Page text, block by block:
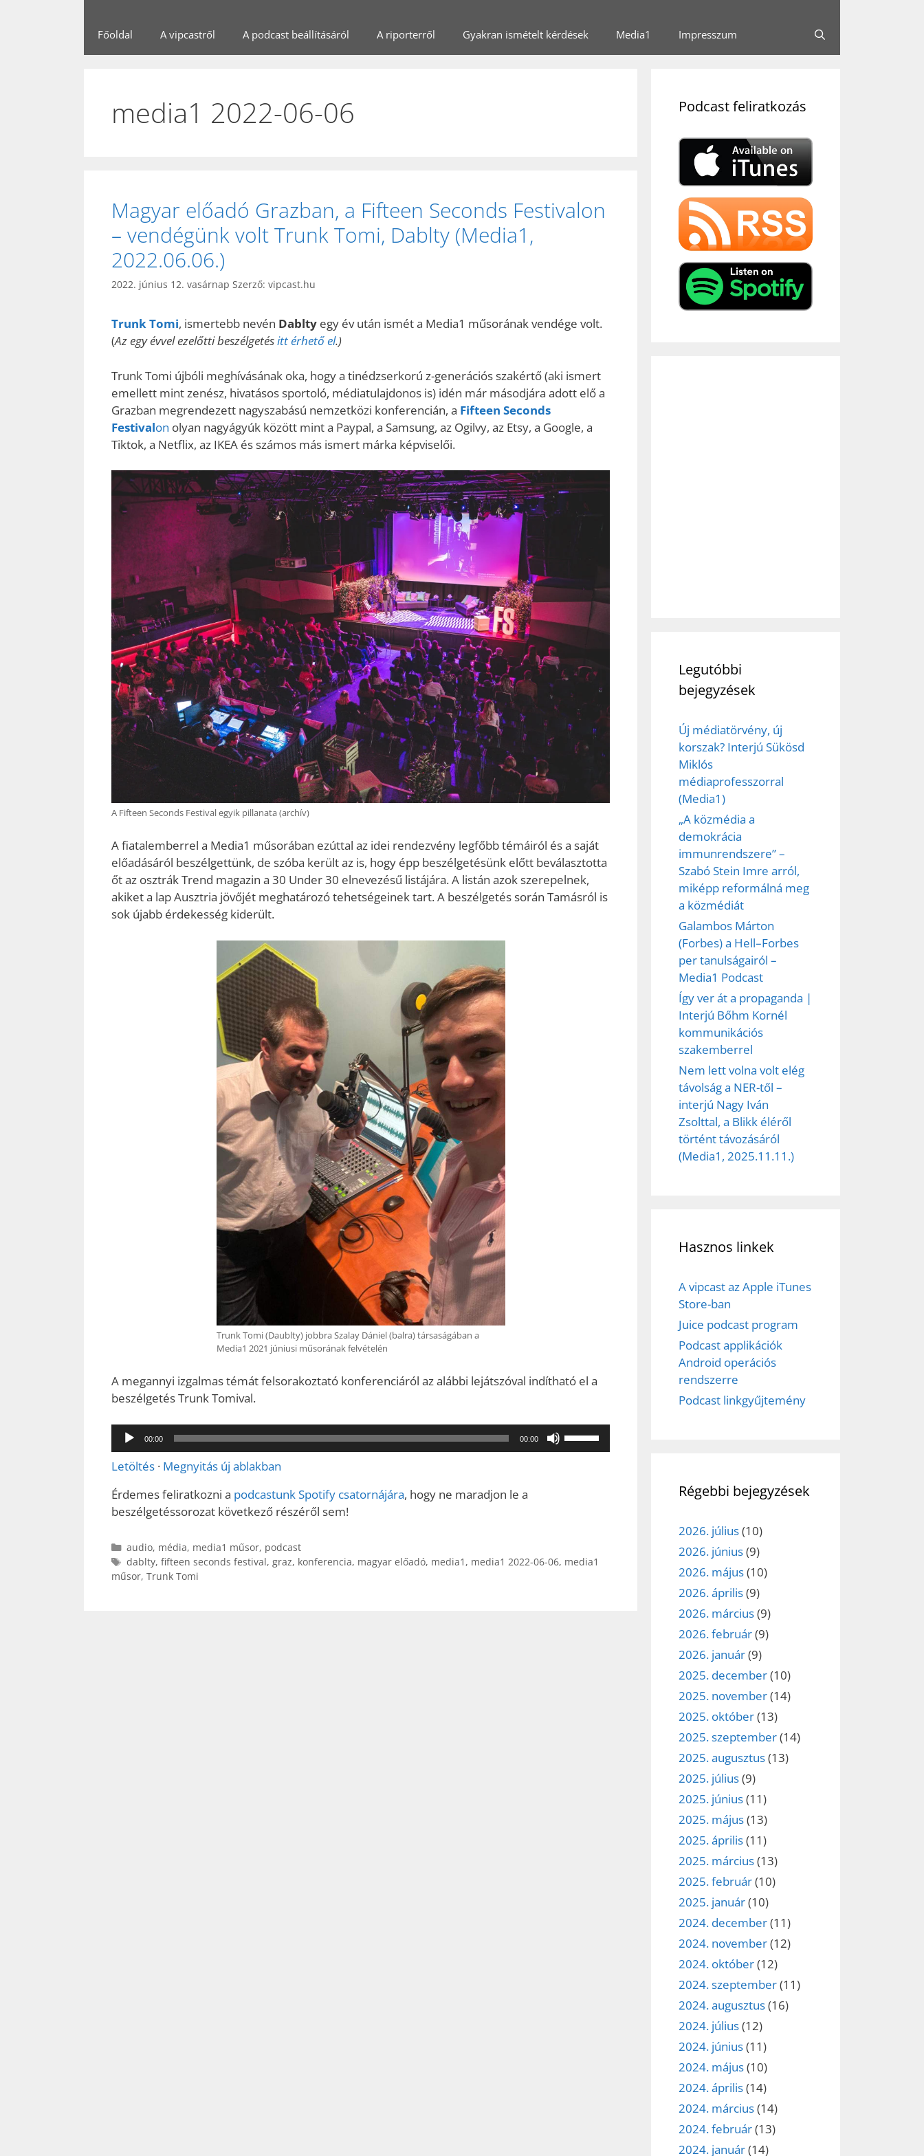
Főoldal A vipcastről A podcast beállításáról A riporterről Gyakran ismételt kérdések Media1 Impresszum
media1 2022-06-06
Magyar előadó Grazban, a Fifteen Seconds Festivalon
– vendégünk volt Trunk Tomi, Dablty (Media1,
2022.06.06.)
2022. június 12. vasárnap Szerző: vipcast.hu
Trunk Tomi, ismertebb nevén Dablty egy év után ismét a Media1 műsorának vendége volt.
(Az egy évvel ezelőtti beszélgetésitt érhető el.)
Trunk Tomi újbóli meghívásának oka, hogy a tinédzserkorú z-generációs szakértő (aki ismert
emellett mint zenész, hivatásos sportoló, médiatulajdonos is) idén már másodjára adott elő a
Grazban megrendezett nagyszabású nemzetközi konferencián, a Fifteen Seconds
Festivalon olyan nagyágyúk között mint a Paypal, a Samsung, az Ogilvy, az Etsy, a Google, a
Tiktok, a Netflix, az IKEA és számos más ismert márka képviselői.
A Fifteen Seconds Festival egyik pillanata (archív)
A fiatalemberrel a Media1 műsorában ezúttal az idei rendezvény legfőbb témáiról és a saját
előadásáról beszélgettünk, de szóba került az is, hogy épp beszélgetésünk előtt beválasztotta
őt az osztrák Trend magazin a 30 Under 30 elnevezésű listájára. A listán azok szerepelnek,
akiket a lap Ausztria jövőjét meghatározó tehetségeinek tart. A beszélgetés során Tamásról is
sok újabb érdekesség kiderült.
Trunk Tomi (Daublty) jobbra Szalay Dániel (balra) társaságában a
Media1 2021 júniusi műsorának felvételén
A megannyi izgalmas témát felsorakoztató konferenciáról az alábbi lejátszóval indítható el a
beszélgetés Trunk Tomival.
Audió
lejátszó
00:00 00:00
hangerő
kell
Letöltés · Megnyitás új ablakban
Érdemes feliratkozni a podcastunk Spotify csatornájára, hogy ne maradjon le a
beszélgetéssorozat következő részéről sem!
Kategória
audio, média, media1 műsor, podcast
Címkék
dablty, fifteen seconds festival, graz, konferencia, magyar előadó, media1 , media1 2022-06-06, media1
műsor, Trunk Tomi
Podcast feliratkozás
Legutóbbi
bejegyzések
Új médiatörvény, új
korszak? Interjú Sükösd
Miklós
médiaprofesszorral
(Media1)
„A közmédia a
demokrácia
immunrendszere” –
Szabó Stein Imre arról,
miképp reformálná meg
a közmédiát
Galambos Márton
(Forbes) a Hell–Forbes
per tanulságairól –
Media1 Podcast
Így ver át a propaganda |
Interjú Bőhm Kornél
kommunikációs
szakemberrel
Nem lett volna volt elég
távolság a NER-től –
interjú Nagy Iván
Zsolttal, a Blikk éléről
történt távozásáról
(Media1, 2025.11.11.)
Hasznos linkek
A vipcast az Apple iTunes
Store-ban
Juice podcast program
Podcast applikációk
Android operációs
rendszerre
Podcast linkgyűjtemény
Régebbi bejegyzések
2026. július(10)
2026. június(9)
2026. május(10)
2026. április(9)
2026. március(9)
2026. február(9)
2026. január(9)
2025. december(10)
2025. november(14)
2025. október(13)
2025. szeptember(14)
2025. augusztus(13)
2025. július(9)
2025. június(11)
2025. május(13)
2025. április(11)
2025. március(13)
2025. február(10)
2025. január(10)
2024. december(11)
2024. november(12)
2024. október(12)
2024. szeptember(11)
2024. augusztus(16)
2024. július(12)
2024. június(11)
2024. május(10)
2024. április(14)
2024. március(14)
2024. február(13)
2024. január(14)